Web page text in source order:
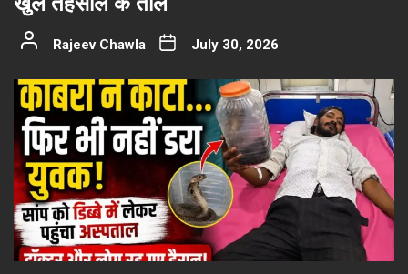
Rajeev Chawla July 30, 2026